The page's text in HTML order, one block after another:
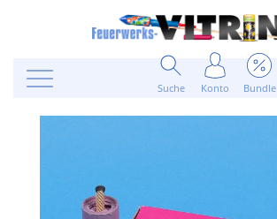
Suche Konto Bundle